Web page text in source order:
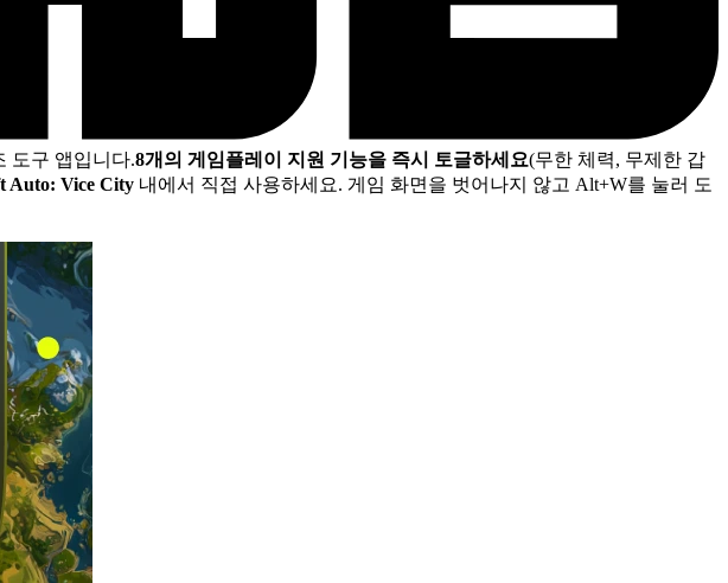
도구 앱입니다.8개의 게임플레이 지원 기능을 즉시 토글하세요(무한 체력, 무제한 갑
Auto: Vice City 내에서 직접 사용하세요. 게임 화면을 벗어나지 않고 Alt+W를 눌러 도